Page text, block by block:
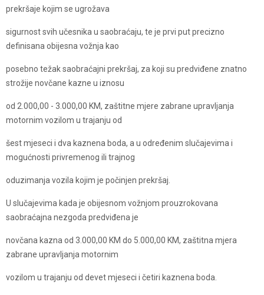
prekršaje kojim se ugrožava
sigurnost svih učesnika u saobraćaju, te je prvi put precizno
definisana obijesna vožnja kao
posebno težak saobraćajni prekršaj, za koji su predviđene znatno
strožije novčane kazne u iznosu
od 2.000,00 - 3.000,00 KM, zaštitne mjere zabrane upravljanja
motornim vozilom u trajanju od
šest mjeseci i dva kaznena boda, a u određenim slučajevima i
mogućnosti privremenog ili trajnog
oduzimanja vozila kojim je počinjen prekršaj.
U slučajevima kada je obijesnom vožnjom prouzrokovana
saobraćajna nezgoda predviđena je
novčana kazna od 3.000,00 KM do 5.000,00 KM, zaštitna mjera
zabrane upravljanja motornim
vozilom u trajanju od devet mjeseci i četiri kaznena boda.